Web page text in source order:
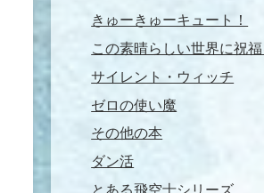
きゅーきゅーキュート！
この素晴らしい世界に祝福
サイレント・ウィッチ
ゼロの使い魔
その他の本
ダン活
とある飛空士シリーズ